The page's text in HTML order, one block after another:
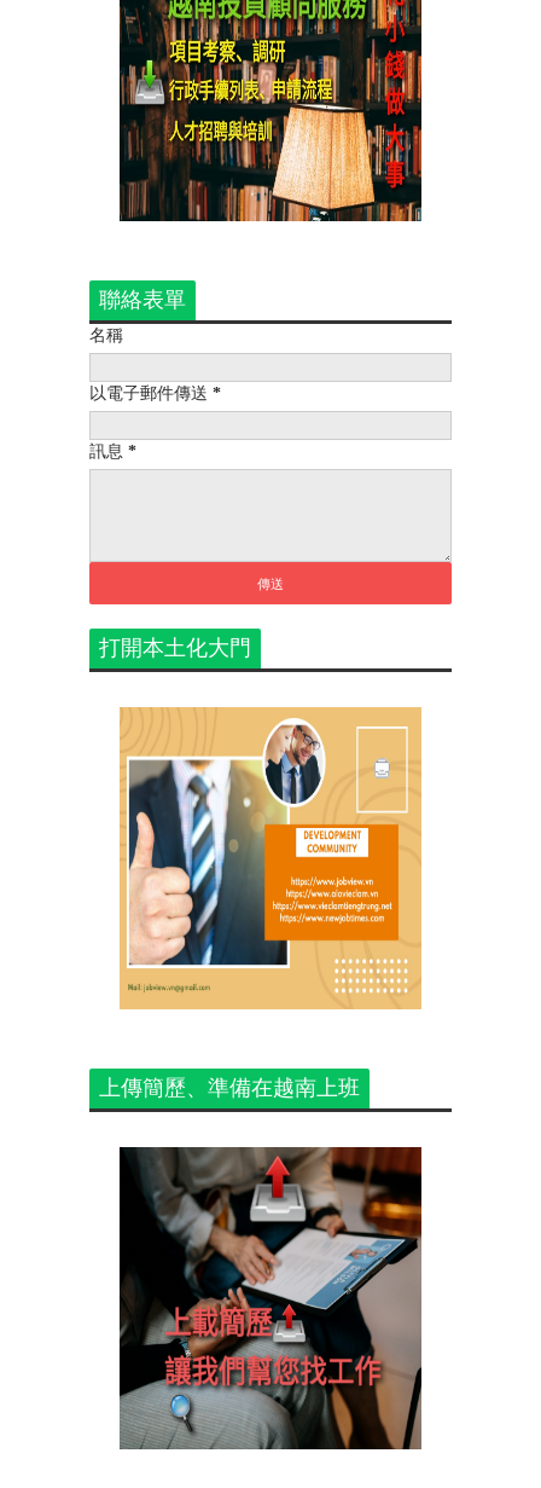
聯絡表單
名稱
以電子郵件傳送 *
訊息 *
打開本土化大門
上傳簡歷、準備在越南上班